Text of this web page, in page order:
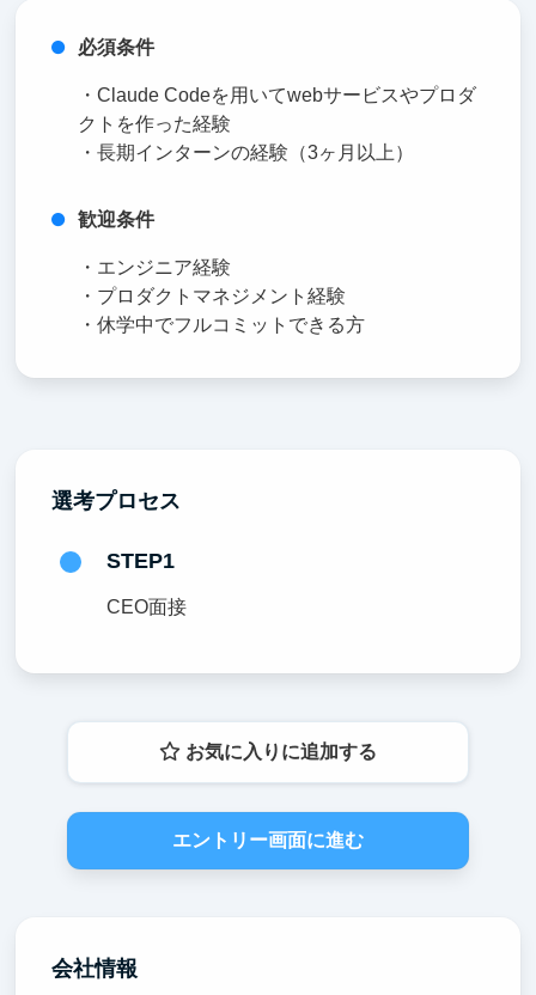
必須条件
・Claude Codeを用いてwebサービスやプロダ
クトを作った経験
・長期インターンの経験（3ヶ月以上）
歓迎条件
・エンジニア経験
・プロダクトマネジメント経験
・休学中でフルコミットできる方
選考プロセス
STEP1
CEO面接
お気に入りに追加する
エントリー画面に進む
会社情報